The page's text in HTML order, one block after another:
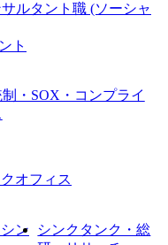
ルタント職 (ソーシャ
ト
・SOX・コンプライ
オフィス
ン
シンクタンク・総